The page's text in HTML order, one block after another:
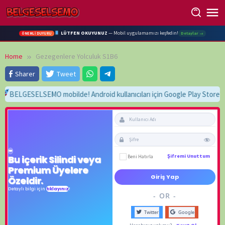
Skip
to
content
ÖNEMLİ DUYURU LÜTFEN OKUYUNUZ — Mobil uygulamamızı keşfedin! Detaylar →
Home
Gezegenlere Yolculuk S1B6
Sharer
Tweet
BELGESELSEMO mobilde! Android kullanıcıları için Google Play Store'da